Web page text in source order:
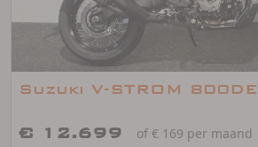
Suzuki V-STROM 800DE
€ 12.699
of € 169 per maand